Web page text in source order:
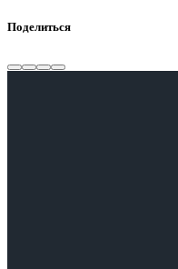
Поделиться